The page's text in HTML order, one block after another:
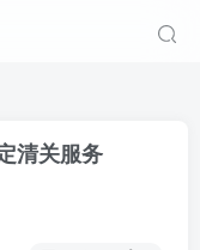
清关服务